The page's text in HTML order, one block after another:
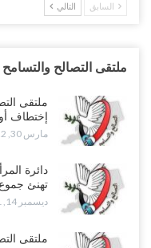
السابق التالي
ملتقى التصالح والتسامح
ملتقى
إختطاف
مارس 30, 2022
دائرة
تهنئ
ديسمبر 14, 2021
ملتقى